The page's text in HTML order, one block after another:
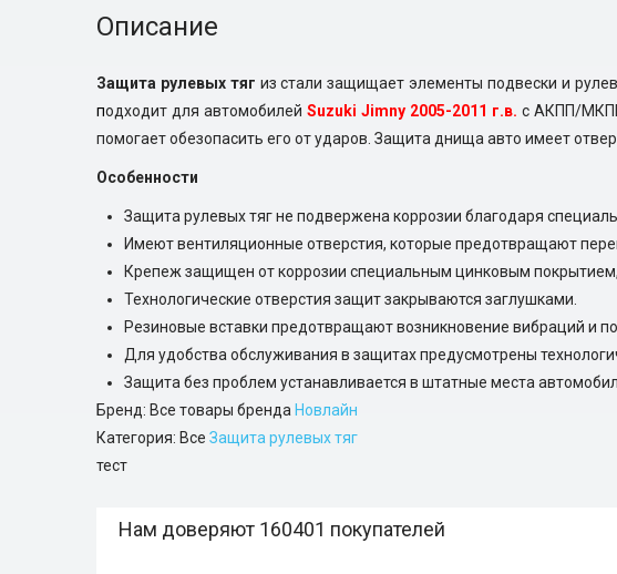
Описание
Защита рулевых тяг из стали защищает элементы подвески и
подходит для автомобилейSuzuki Jimny 2005-2011 г.в.с АКПП/МКПП
помогает обезопасить его от ударов. Защита днища авто имеет
Особенности
Защита рулевых тяг не подвержена коррозии благодаря
Имеют вентиляционные отверстия, которые предотвращают
Крепеж защищен от коррозии специальным цинковым
Технологические отверстия защит закрываются заглушками.
Резиновые вставки предотвращают возникновение вибраций и
Для удобства обслуживания в защитах предусмотрены
Защита без проблем устанавливается в штатные места
Бренд: Все товары бренда Новлайн
Категория: Все Защита рулевых тяг
тест
Нам доверяют 160401 покупателей